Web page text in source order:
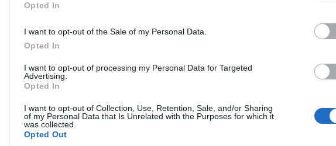
Opted In
I want to opt-out of the Sale of my Personal Data.
Opted In
I want to opt-out of processing my Personal Data for Targeted
Advertising.
Opted In
I want to opt-out of Collection, Use, Retention, Sale, and/or Sharing
of my Personal Data that Is Unrelated with the Purposes for which it
was collected.
Opted Out
Dodaj